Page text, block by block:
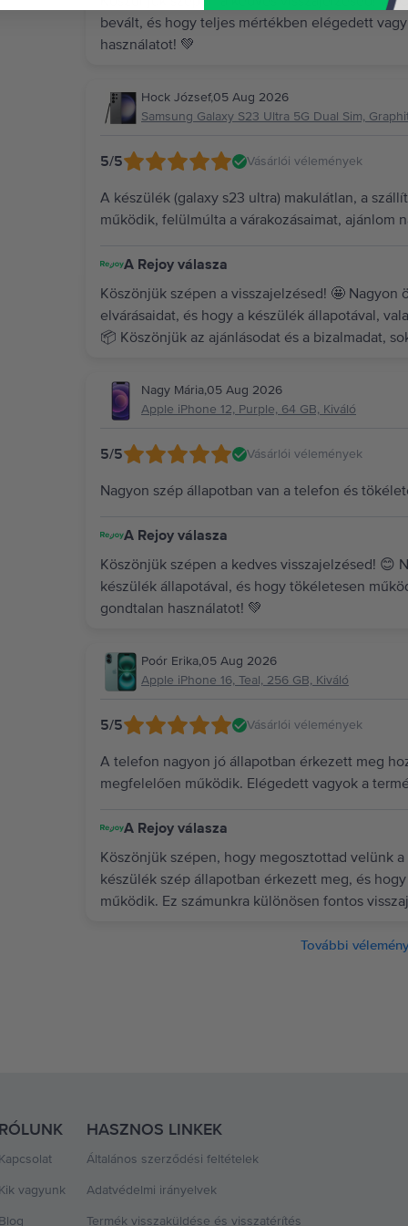
bevált, és hogy teljes mértékben elégedett
használatot! 💚
Hock József,05 Aug 2026
Samsung Galaxy S23 Ultra 5G Dual Sim,
5/5 Vásárlói vélemények
A készülék (galaxy s23 ultra) makulátlan, a
működik, felülmúlta a várakozásaimat, ajánlom
A Rejoy válasza
Köszönjük szépen a visszajelzésed! 🤩
elvárásaidat, és hogy a készülék állapotával,
📦 Köszönjük az ajánlásodat és a bizalmadat,
Nagy Mária,05 Aug 2026
Apple iPhone 12, Purple, 64 GB, Kiváló
5/5 Vásárlói vélemények
Nagyon szép állapotban van a telefon és
A Rejoy válasza
Köszönjük szépen a kedves visszajelzésed! 😊
készülék állapotával, és hogy tökéletesen
gondtalan használatot! 💚
Poór Erika,05 Aug 2026
Apple iPhone 16, Teal, 256 GB, Kiváló
5/5 Vásárlói vélemények
A telefon nagyon jó állapotban érkezett meg
megfelelően működik. Elégedett vagyok a
A Rejoy válasza
Köszönjük szépen, hogy megosztottad velünk
készülék szép állapotban érkezett meg, és
működik. Ez számunkra különösen fontos
További
RÓLUNK
Kapcsolat
Kik vagyunk
Blog
HASZNOS LINKEK
Általános szerződési feltételek
Adatvédelmi irányelvek
Termék visszaküldése és visszatérítés